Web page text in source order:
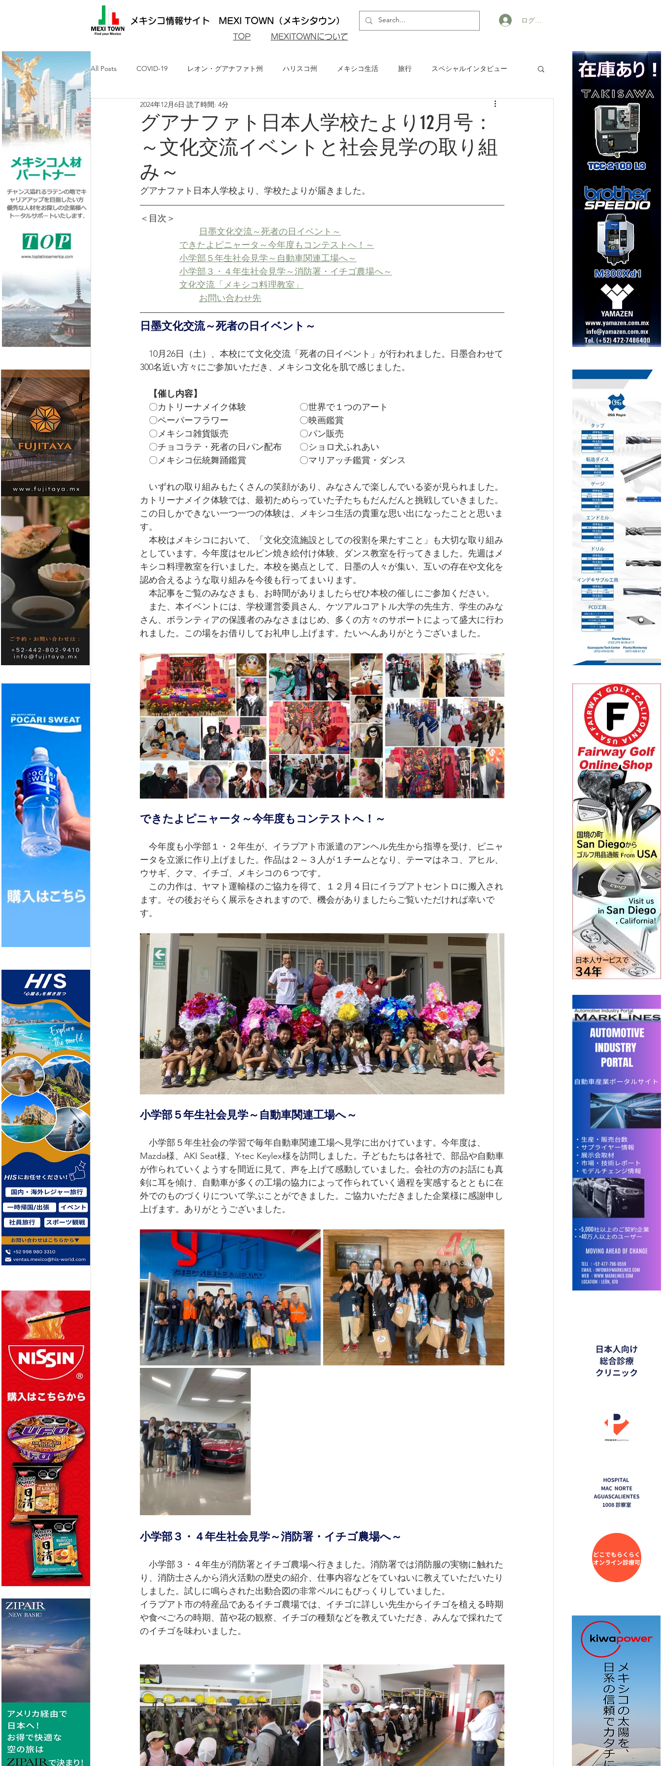
メキシコ情報サイト MEXI TOWN（メキシタウン）
​TOP MEXITOWNについて
ログイン
All Posts COVID-19 レオン・グアナファト州 ハリスコ州 メキシコ生活 旅行 スペシャルインタビュー
メキシコ最新ニュース ケレタロ州
求人・メキシコ就労 日墨交流 メキシコ・グルメ
グアナファト日本人学校たより12月号：
～文化交流イベントと社会見学の取り組
み～
2024年12月6日 読了時間: 4分
グアナファト日本人学校より、学校たよりが届きました。
＜目次＞
日墨文化交流～死者の日イベント～
できたよピニャータ～今年度もコンテストへ！～
小学部５年生社会見学～自動車関連工場へ～
小学部３・４年生社会見学～消防署・イチゴ農場へ～
文化交流「メキシコ料理教室」
お問い合わせ先
日墨文化交流～死者の日イベント～
10月26日（土）、本校にて文化交流「死者の日イベント」が行われました。日墨合わせて
300名近い方々にご参加いただき、メキシコ文化を肌で感じました。
【催し内容】
〇カトリーナメイク体験　　　　　　〇世界で１つのアート
〇ペーパーフラワー　　　　　　　　〇映画鑑賞
〇メキシコ雑貨販売　　　　　　　　〇パン販売
〇チョコラテ・死者の日パン配布　　〇ショロ犬ふれあい
〇メキシコ伝統舞踊鑑賞　　　　　　〇マリアッチ鑑賞・ダンス
いずれの取り組みもたくさんの笑顔があり、みなさんで楽しんでいる姿が見られました。
カトリーナメイク体験では、最初ためらっていた子たちもだんだんと挑戦していきました。
この日しかできない一つ一つの体験は、メキシコ生活の貴重な思い出になったことと思いま
す。
本校はメキシコにおいて、「文化交流施設としての役割を果たすこと」も大切な取り組み
としています。今年度はセルビン焼き絵付け体験、ダンス教室を行ってきました。先週はメ
キシコ料理教室を行いました。本校を拠点として、日墨の人々が集い、互いの存在や文化を
認め合えるような取り組みを今後も行ってまいります。
本記事をご覧のみなさまも、お時間がありましたらぜひ本校の催しにご参加ください。
また、本イベントには、学校運営委員さん、ケツアルコアトル大学の先生方、学生のみな
さん、ボランティアの保護者のみなさまはじめ、多くの方々のサポートによって盛大に行わ
れました。この場をお借りしてお礼申し上げます。たいへんありがとうございました。
できたよピニャータ～今年度もコンテストへ！～
今年度も小学部１・２年生が、イラプアト市派遣のアンヘル先生から指導を受け、ピニャ
ータを立派に作り上げました。作品は２～３人が１チームとなり、テーマはネコ、アヒル、
ウサギ、クマ、イチゴ、メキシコの６つです。
この力作は、ヤマト運輸様のご協力を得て、１２月４日にイラプアトセントロに搬入され
ます。その後おそらく展示をされますので、機会がありましたらご覧いただければ幸いで
す。
小学部５年生社会見学～自動車関連工場へ～
小学部５年生社会の学習で毎年自動車関連工場へ見学に出かけています。今年度は、
Mazda様、AKI Seat様、Y-tec Keylex様を訪問しました。子どもたちは各社で、部品や自動車
が作られていくようすを間近に見て、声を上げて感動していました。会社の方のお話にも真
剣に耳を傾け、自動車が多くの工場の協力によって作られていく過程を実感するとともに在
外でのものづくりについて学ぶことができました。ご協力いただきました企業様に感謝申し
上げます。ありがとうございました。
小学部３・４年生社会見学～消防署・イチゴ農場へ～
小学部３・４年生が消防署とイチゴ農場へ行きました。消防署では消防服の実物に触れた
り、消防士さんから消火活動の歴史の紹介、仕事内容などをていねいに教えていただいたり
しました。試しに鳴らされた出動合図の非常ベルにもびっくりしていました。
イラプアト市の特産品であるイチゴ農場では、イチゴに詳しい先生からイチゴを植える時期
や食べごろの時期、苗や花の観察、イチゴの種類などを教えていただき、みんなで採れたて
のイチゴを味わいました。